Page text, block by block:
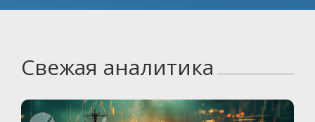
Свежая аналитика